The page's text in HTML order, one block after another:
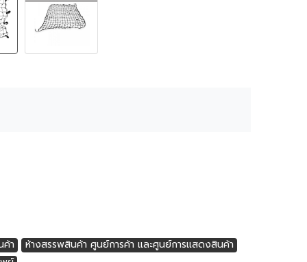
ค้า
ห้างสรรพสินค้า ศูนย์การค้า และศูนย์การแสดงสินค้า